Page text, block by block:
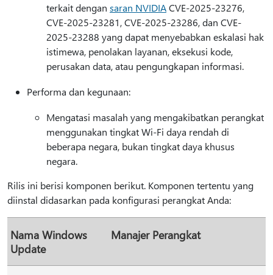
terkait dengan saran NVIDIACVE-2025-23276,
CVE-2025-23281, CVE-2025-23286, dan CVE-
2025-23288 yang dapat menyebabkan eskalasi hak
istimewa, penolakan layanan, eksekusi kode,
perusakan data, atau pengungkapan informasi.
Performa dan kegunaan:
Mengatasi masalah yang mengakibatkan perangkat
menggunakan tingkat Wi-Fi daya rendah di
beberapa negara, bukan tingkat daya khusus
negara.
Rilis ini berisi komponen berikut. Komponen tertentu yang
diinstal didasarkan pada konfigurasi perangkat Anda:
Nama Windows
Update
Manajer Perangkat